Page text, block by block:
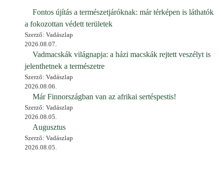
Fontos újítás a természetjáróknak: már térképen is láthatók
a fokozottan védett területek
Szerző: Vadászlap
2026.08.07.
Vadmacskák világnapja: a házi macskák rejtett veszélyt is
jelenthetnek a természetre
Szerző: Vadászlap
2026.08.06.
Már Finnországban van az afrikai sertéspestis!
Szerző: Vadászlap
2026.08.05.
Augusztus
Szerző: Vadászlap
2026.08.05.